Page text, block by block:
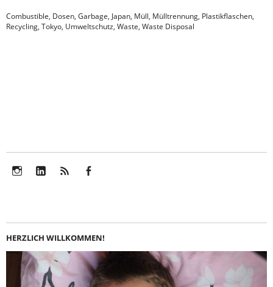
Combustible, Dosen, Garbage, Japan, Müll, Mülltrennung, Plastikflaschen,
Recycling, Tokyo, Umweltschutz, Waste, Waste Disposal
HERZLICH WILLKOMMEN!